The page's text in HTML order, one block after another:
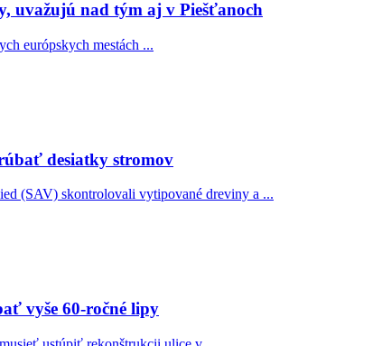
uvažujú nad tým aj v Piešťanoch
európskych mestách ...
desiatky stromov
(SAV) skontrolovali vytipované dreviny a ...
vyše 60-ročné lipy